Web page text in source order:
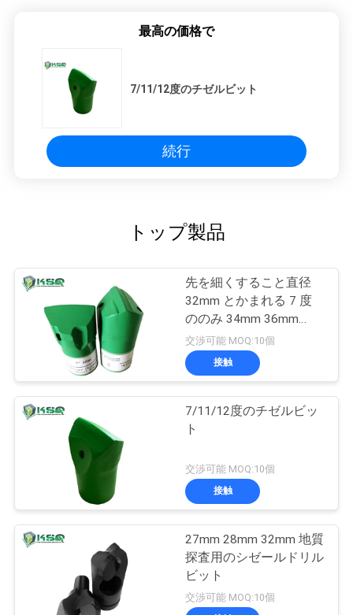
最高の価格で
7/11/12度のチゼルビット
続行
トップ製品
先を細くすること直径
32mm とかまれる 7 度
ののみ 34mm 36mm
38mm 40mm 42mm
交渉可能 MOQ:10個
接触
7/11/12度のチゼルビッ
ト
交渉可能 MOQ:10個
接触
27mm 28mm 32mm 地質
探査用のシゼールドリル
ビット
交渉可能 MOQ:10個